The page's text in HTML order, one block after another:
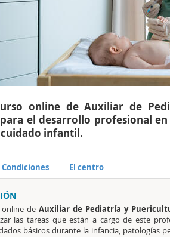
online de Auxiliar de
el desarrollo profesional
infantil.
Condiciones El centro
online deAuxiliar de Pediatría y
las tareas que están a cargo de este
básicos durante la infancia, patologías